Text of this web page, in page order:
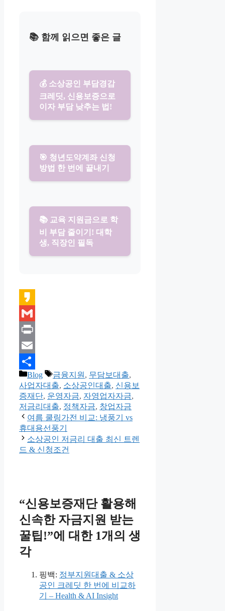
📚 함께 읽으면 좋은 글
💰 소상공인 부담경감
크레딧, 신용보증으로
이자 부담 낮추는 법!
🎯 청년도약계좌 신청
방법 한 번에 끝내기
📚 교육 지원금으로 학
비 부담 줄이기! 대학
생, 직장인 필독
Kakao
Gmail
Print
Email
Share
카
테
고
리
Blog
태
그
금융지원 , 무담보대출,
사업자대출, 소상공인대출, 신용보
증재단, 운영자금, 자영업자자금,
저금리대출, 정책자금, 창업자금
여름 쿨링가전 비교: 냉풍기 vs
휴대용선풍기
소상공인 저금리 대출 최신 트렌
드 & 신청조건
“신용보증재단 활용해
신속한 자금지원 받는
꿀팁!”에 대한 1개의 생
각
핑백: 정부지원대출 & 소상
공인 크레딧 한 번에 비교하
기 – Health & AI Insight